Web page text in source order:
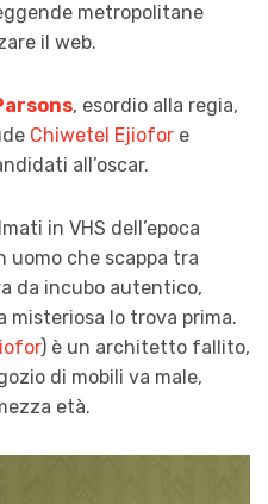
metropolitane
il web.
, esordio alla regia,
Chiwetel Ejiofor e
all’oscar.
in VHS dell’epoca
che scappa tra
da incubo autentico,
misteriosa lo trova prima.
) è un architetto fallito,
di mobili va male,
età.